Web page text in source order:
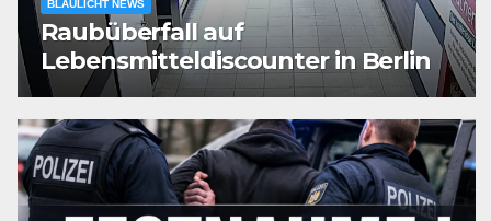
BLAULICHT NEWS
Raubüberfall auf
Lebensmitteldiscounter in Berlin